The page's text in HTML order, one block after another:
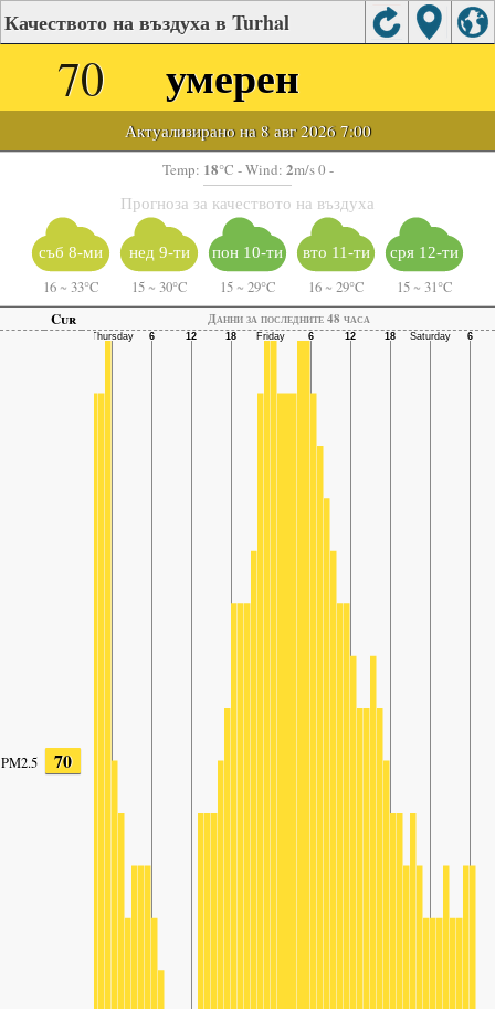
Качеството на въздуха в Turhal
70 умерен
Актуализирано на 8 авг 2026 7:00
Temp: 18°C - Wind: 2m/s 0 -
Прогноза за качеството на въздуха
съб 8-ми
16 ~ 33°C
нед 9-ти
15 ~ 30°C
пон 10-ти
15 ~ 29°C
вто 11-ти
16 ~ 29°C
сря 12-ти
15 ~ 31°C
Cur
Данни за последните 48 часа
PM2.5 70